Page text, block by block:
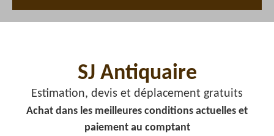
SJ Antiquaire
Estimation, devis et déplacement gratuits
Achat dans les meilleures conditions actuelles et
paiement au comptant